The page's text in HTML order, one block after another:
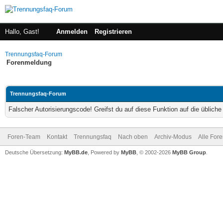
Hallo, Gast! Anmelden Registrieren
Trennungsfaq-Forum
Forenmeldung
Trennungsfaq-Forum
Falscher Autorisierungscode! Greifst du auf diese Funktion auf die
Foren-Team Kontakt Trennungsfaq Nach oben Archiv-Modus Alle
Deutsche Übersetzung: MyBB.de , Powered by MyBB , © 2002-2026 MyBB Group